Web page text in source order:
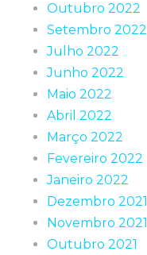
Outubro 2022
Setembro 2022
Julho 2022
Junho 2022
Maio 2022
Abril 2022
Março 2022
Fevereiro 2022
Janeiro 2022
Dezembro 2021
Novembro 2021
Outubro 2021